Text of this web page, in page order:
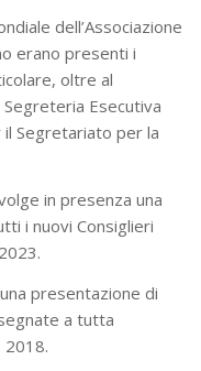
dell’Associazione
erano presenti i
oltre al
Esecutiva
Segretariato per la
in presenza una
i nuovi Consiglieri
presentazione di
a tutta
2018.